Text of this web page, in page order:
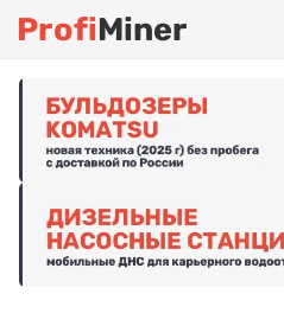
ProfiMiner